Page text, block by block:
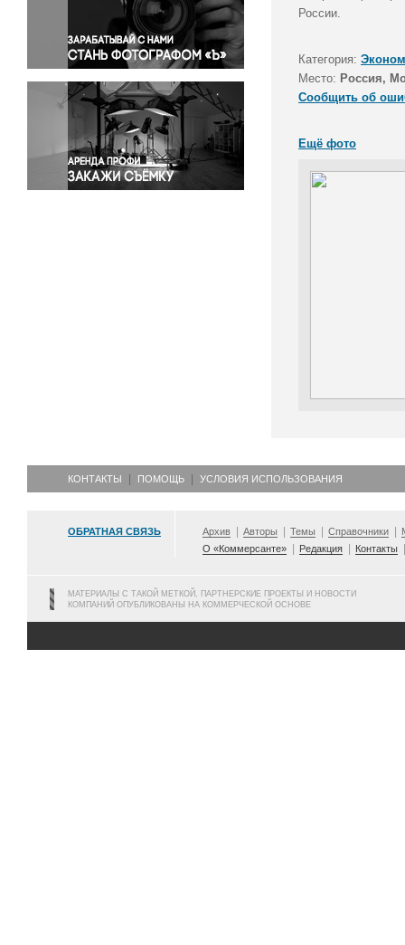
Правосудие
Происшествия и конфликты
Религия
Светская жизнь
Спорт
Экология
Экономика и бизнес
России.
Категория:
Место: Россия,
Сообщить об
Ещё фото
КОНТАКТЫ ПОМОЩЬ УСЛОВИЯ ИСПОЛЬЗОВАНИЯ
ОБРАТНАЯ СВЯЗЬ Архив Авторы Темы Справочники
О «Коммерсанте»
Редакция Контакты
МАТЕРИАЛЫ С ТАКОЙ МЕТКОЙ, ПАРТНЕРСКИЕ ПРОЕКТЫ И НОВОСТИ
КОМПАНИЙ ОПУБЛИКОВАНЫ НА КОММЕРЧЕСКОЙ ОСНОВЕ